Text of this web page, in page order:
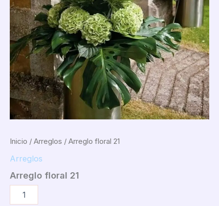
Inicio / Arreglos / Arreglo floral 21
Arreglos
Arreglo floral 21